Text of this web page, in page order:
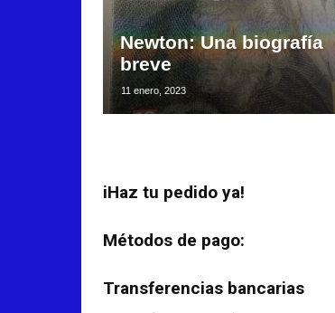
Newton: Una biografía
breve
11 enero, 2023
iHaz tu pedido ya!
Métodos de pago:
Transferencias bancarias